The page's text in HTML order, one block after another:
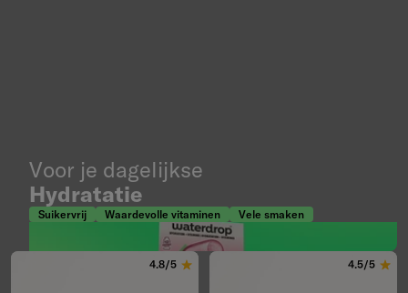
Voor je dagelijkse
Hydratatie
Suikervrij Waardevolle vitaminen Vele smaken
4.8/5 4.5/5